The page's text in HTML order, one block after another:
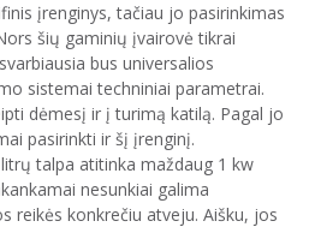
įrenginys, tačiau jo pasirinkimas
šių gaminių įvairovė tikrai
bus universalios
sistemai techniniai parametrai.
dėmesį ir į turimą katilą. Pagal jo
pasirinkti ir šį įrenginį.
talpa atitinka maždaug 1 kw
nesunkiai galima
reikės konkrečiu atveju. Aišku, jos